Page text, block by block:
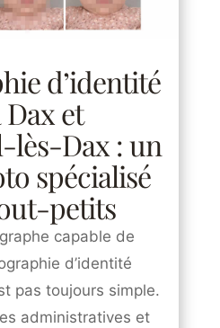
d’identité
Dax et
lès-Dax : un
spécialisé
petits
capable de
d’identité
pas toujours simple.
administratives et